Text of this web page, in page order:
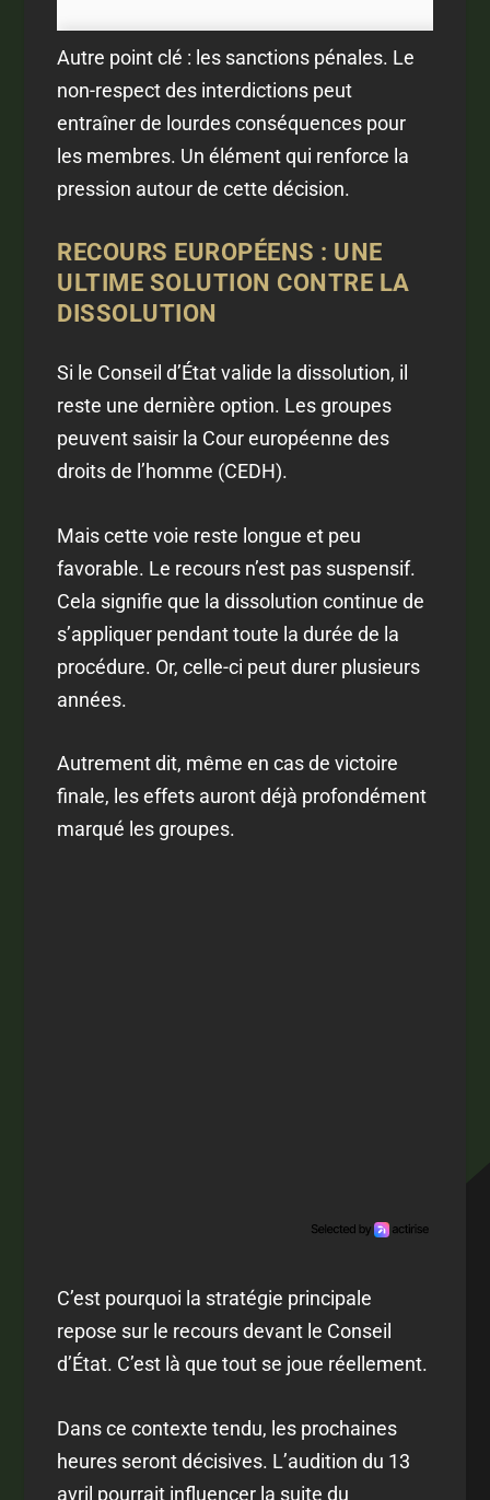
Autre point clé : les sanctions pénales. Le
non-respect des interdictions peut
entraîner de lourdes conséquences pour
les membres. Un élément qui renforce la
pression autour de cette décision.
RECOURS EUROPÉENS : UNE
ULTIME SOLUTION CONTRE LA
DISSOLUTION
Si le Conseil d’État valide la dissolution, il
reste une dernière option. Les groupes
peuvent saisir la Cour européenne des
droits de l’homme (CEDH).
Mais cette voie reste longue et peu
favorable. Le recours n’est pas suspensif.
Cela signifie que la dissolution continue de
s’appliquer pendant toute la durée de la
procédure. Or, celle-ci peut durer plusieurs
années.
Autrement dit, même en cas de victoire
finale, les effets auront déjà profondément
marqué les groupes.
C’est pourquoi la stratégie principale
repose sur le recours devant le Conseil
d’État. C’est là que tout se joue réellement.
Dans ce contexte tendu, les prochaines
heures seront décisives. L’audition du 13
avril pourrait influencer la suite du